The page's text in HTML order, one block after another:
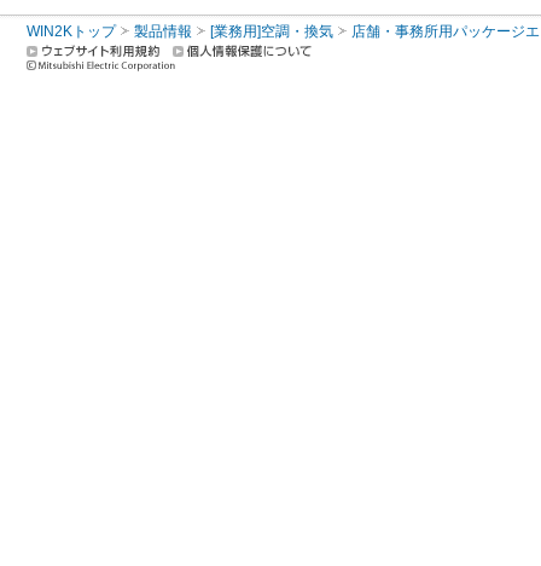
WIN2Kトップ 製品情報 [業務用]空調・換気 店舗・事務所用パッケージ